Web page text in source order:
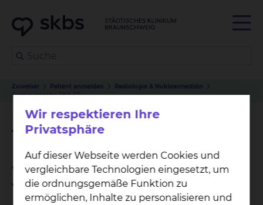
Zuweiser Patient anmelden
Radiologie & Nuklearmedizin
Terminvergabe PET-CT
Terminvergabe PET-CT
Wo kann ich einen Termin
vereinbaren?
Wir respektieren Ihre
Privatsphäre
Auf dieser Webseite werden Cookies und
vergleichbare Technologien eingesetzt, um
die ordnungsgemäße Funktion zu
ermöglichen, Inhalte zu personalisieren und